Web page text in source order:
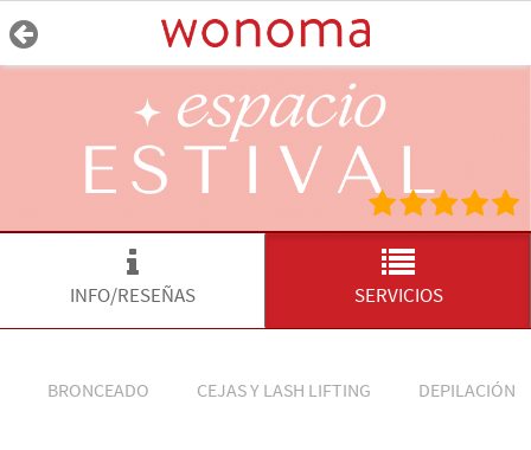
INFO/RESEÑAS SERVICIOS
BRONCEADO CEJAS Y LASH LIFTING DEPILACIÓN